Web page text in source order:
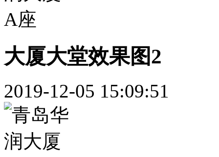
大厦大堂效果图2
2019-12-05 15:09:51